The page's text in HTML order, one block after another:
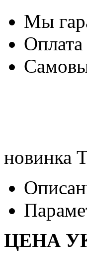
Мы
новинка
ЦЕНА